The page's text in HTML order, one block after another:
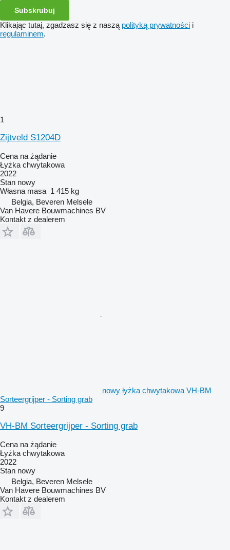
Subskrubuj
Klikając tutaj, zgadzasz się z naszą polityką prywatności i
regulaminem.
1
Zijtveld S1204D
Cena na żądanie
Łyżka chwytakowa
2022
Stan nowy
Własna masa 1 415 kg
Belgia, Beveren Melsele
Van Havere Bouwmachines BV
Kontakt z dealerem
nowy łyżka chwytakowa VH-BM
Sorteergrijper - Sorting grab
9
VH-BM Sorteergrijper - Sorting grab
Cena na żądanie
Łyżka chwytakowa
2022
Stan nowy
Belgia, Beveren Melsele
Van Havere Bouwmachines BV
Kontakt z dealerem